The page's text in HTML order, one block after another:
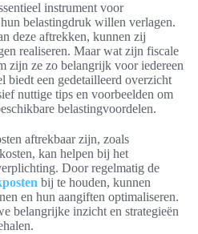
instrument voor
belastingdruk willen verlagen.
deze aftrekken, kunnen zij
realiseren. Maar wat zijn fiscale
zijn ze zo belangrijk voor iedereen
biedt een gedetailleerd overzicht
nuttige tips en voorbeelden om
belastingvoordelen.
aftrekbaar zijn, zoals
kan helpen bij het
Door regelmatig de
bij te houden, kunnen
en hun aangiften optimaliseren.
belangrijke inzicht en strategieën